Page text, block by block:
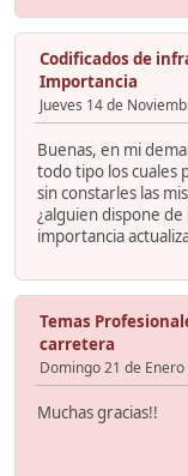
Codificados de
Importancia
Jueves 14 de
Buenas, en mi
todo tipo los cuales
sin constarles las
¿alguien dispone
importancia
Temas
carretera
Domingo 21 de
Muchas gracias!!